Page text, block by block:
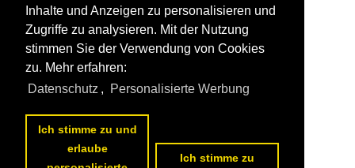
Inhalte und Anzeigen zu personalisieren und
Zugriffe zu analysieren. Mit der Nutzung
stimmen Sie der Verwendung von Cookies
zu. Mehr erfahren:
Datenschutz , Personalisierte Werbung
Ich stimme zu und
erlaube
Ich stimme zu